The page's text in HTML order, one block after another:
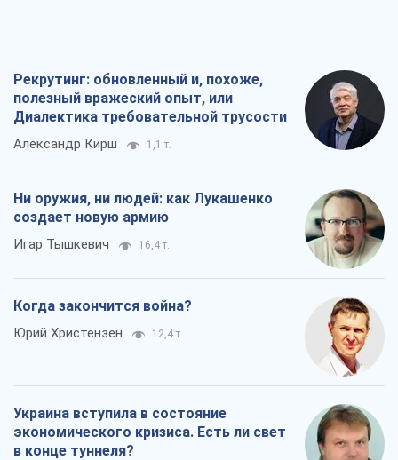
Рекрутинг: обновленный и, похоже,
полезный вражеский опыт, или
Диалектика требовательной трусости
Александр Кирш 1,1 т.
Ни оружия, ни людей: как Лукашенко
создает новую армию
Игар Тышкевич 16,4 т.
Когда закончится война?
Юрий Христензен 12,4 т.
Украина вступила в состояние
экономического кризиса. Есть ли свет
в конце туннеля?